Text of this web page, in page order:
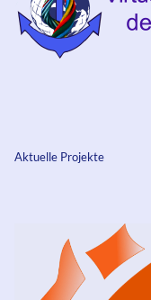
Aktuelle Projekte